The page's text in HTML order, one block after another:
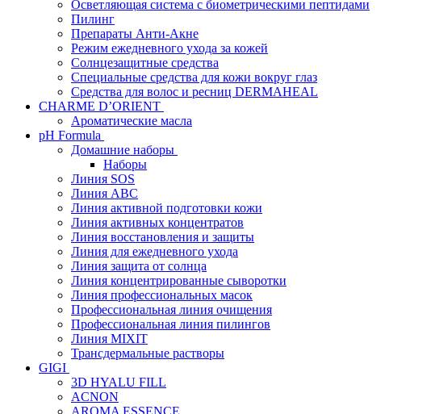
Осветляющая система с биометрическими пептидами
Пилинг
Препараты Анти-Акне
Режим ежедневного ухода за кожей
Солнцезащитные средства
Специальные средства для кожи вокруг глаз
Средства для волос и ресниц DERMAHEAL
CHARME D’ORIENT
Ароматические масла
pH Formula
Домашние наборы
Наборы
Линия SOS
Линия АВС
Линия активной подготовки кожи
Линия активных концентратов
Линия восстановления и защиты
Линия для ежедневного ухода
Линия защита от солнца
Линия концентрированные сыворотки
Линия профессиональных масок
Профессиональная линия очищения
Профессиональная линия пилингов
Линия MIXIT
Трансдермальные растворы
GIGI
3D HYALU FILL
ACNON
AROMA ESSENCE